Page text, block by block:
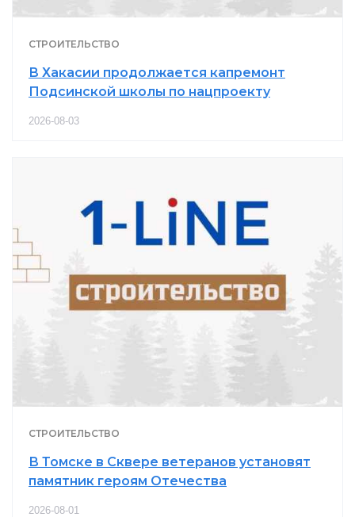
СТРОИТЕЛЬСТВО
В Хакасии продолжается капремонт
Подсинской школы по нацпроекту
2026-08-03
СТРОИТЕЛЬСТВО
В Томске в Сквере ветеранов установят
памятник героям Отечества
2026-08-01